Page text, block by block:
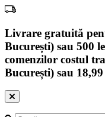
Livrare gratuită
București) sau 500
comenzilor costul
București) sau